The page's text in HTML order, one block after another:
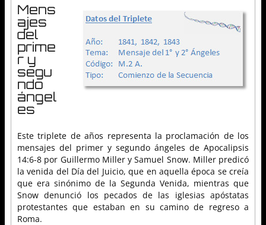
Mens
ajes
del
prime
r y
segu
ndo
ángel
es
Este triplete de años representa la proclamación de los
mensajes del primer y segundo ángeles de Apocalipsis
14:6-8 por Guillermo Miller y Samuel Snow. Miller predicó
la venida del Día del Juicio, que en aquella época se creía
que era sinónimo de la Segunda Venida, mientras que
Snow denunció los pecados de las iglesias apóstatas
protestantes que estaban en su camino de regreso a
Roma.